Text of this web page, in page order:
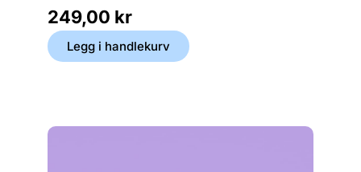
249,00 kr
Legg i handlekurv